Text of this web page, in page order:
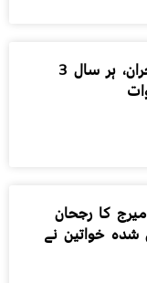
پاکستان میں فالج تیزی سے بڑھتا بحران، ہر سال 3
کا رجحان
ہر 10 میں سے 6 شادی شدہ خواتین نے